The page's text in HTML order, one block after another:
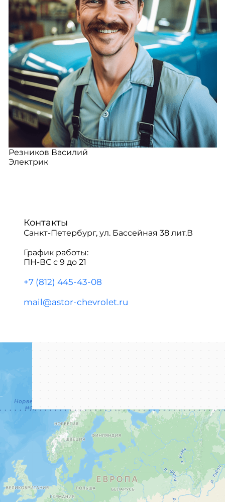
Резников Василий
Электрик
Контакты
Санкт-Петербург, ул. Бассейная 38 лит.В
График работы:
ПН-ВС с 9 до 21
+7 (812) 445-43-08
mail@astor-chevrolet.ru